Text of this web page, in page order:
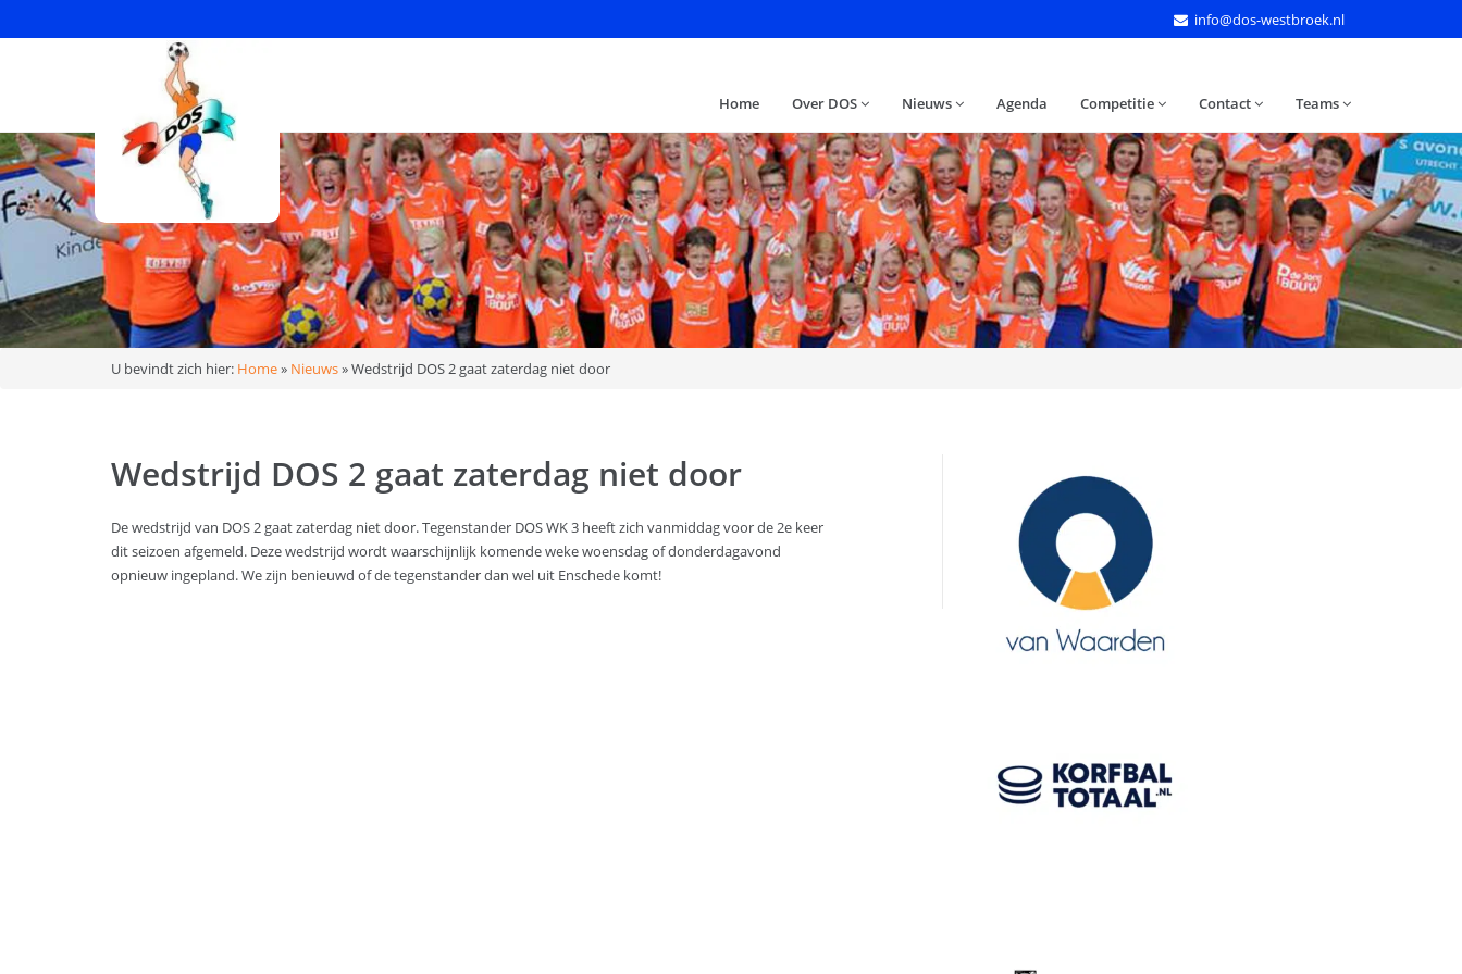
info@dos-westbroek.nl
Home Over DOS Nieuws Agenda Competitie Contact Teams
U bevindt zich hier: Home» Nieuws»Wedstrijd DOS 2 gaat zaterdag niet door
Wedstrijd DOS 2 gaat zaterdag niet door
De wedstrijd van DOS 2 gaat zaterdag niet door. Tegenstander DOS WK 3 heeft zich vanmiddag voor de 2e keer
dit seizoen afgemeld. Deze wedstrijd wordt waarschijnlijk komende weke woensdag of donderdagavond
opnieuw ingepland. We zijn benieuwd of de tegenstander dan wel uit Enschede komt!